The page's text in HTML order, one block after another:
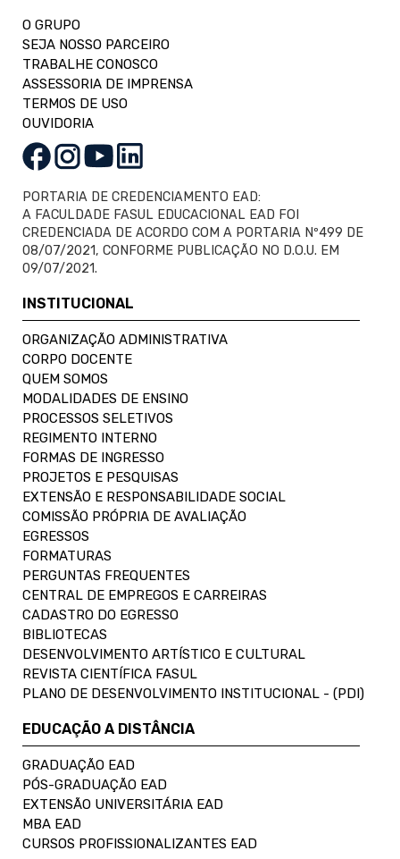
O GRUPO
SEJA NOSSO PARCEIRO
TRABALHE CONOSCO
ASSESSORIA DE IMPRENSA
TERMOS DE USO
OUVIDORIA
PORTARIA DE CREDENCIAMENTO EAD:
A FACULDADE FASUL EDUCACIONAL EAD FOI
CREDENCIADA DE ACORDO COM A PORTARIA Nº499 DE
08/07/2021, CONFORME PUBLICAÇÃO NO D.O.U. EM
09/07/2021.
INSTITUCIONAL
ORGANIZAÇÃO ADMINISTRATIVA
CORPO DOCENTE
QUEM SOMOS
MODALIDADES DE ENSINO
PROCESSOS SELETIVOS
REGIMENTO INTERNO
FORMAS DE INGRESSO
PROJETOS E PESQUISAS
EXTENSÃO E RESPONSABILIDADE SOCIAL
COMISSÃO PRÓPRIA DE AVALIAÇÃO
EGRESSOS
FORMATURAS
PERGUNTAS FREQUENTES
CENTRAL DE EMPREGOS E CARREIRAS
CADASTRO DO EGRESSO
BIBLIOTECAS
DESENVOLVIMENTO ARTÍSTICO E CULTURAL
REVISTA CIENTÍFICA FASUL
PLANO DE DESENVOLVIMENTO INSTITUCIONAL - (PDI)
EDUCAÇÃO A DISTÂNCIA
GRADUAÇÃO EAD
PÓS-GRADUAÇÃO EAD
EXTENSÃO UNIVERSITÁRIA EAD
MBA EAD
CURSOS PROFISSIONALIZANTES EAD